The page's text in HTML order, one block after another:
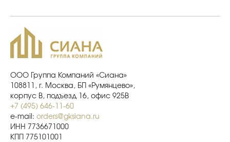
ООО Группа Компаний «Сиана»
108811, г. Москва, БП «Румянцево»,
корпус В, подъезд 16, офис 925В
+7 (495) 646-11-60
e-mail: orders@gksiana.ru
ИНН 7736671000
КПП 775101001